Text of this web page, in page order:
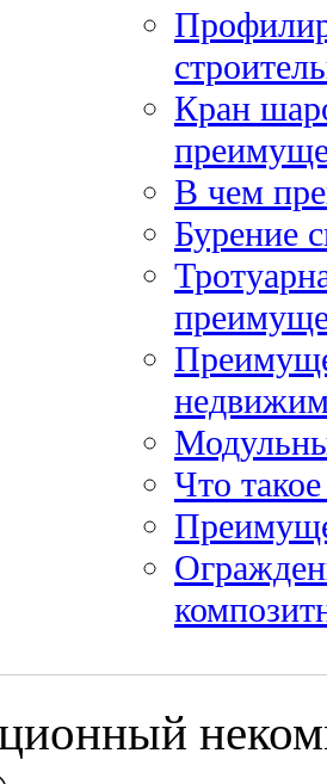
Кран
В чем
Бурение
Что